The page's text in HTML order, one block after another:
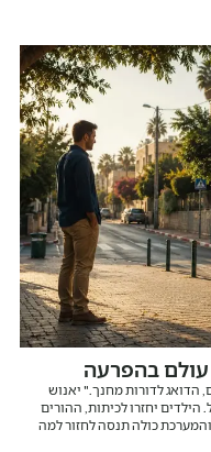
בהפרעה
הדואג לדורות מחנך." יאנוש
יחזרו לכיתות, ההורים
כולה תנסה לחזור למה